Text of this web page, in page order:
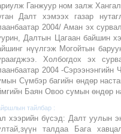
Ганжуур ном залж
Далт хэмээх газар
2004/ Аман эх
Далтын Цагаан байшин
нүүлгэж Могойтын
Холбогдох эх
2004 -Сэрээнэнгийн
Сүмбэр багийн өндөр
Баян Овоо сумын өндөр
тайлбар :
хээрийн бүсэд: Далт уулын
талдаа Бага